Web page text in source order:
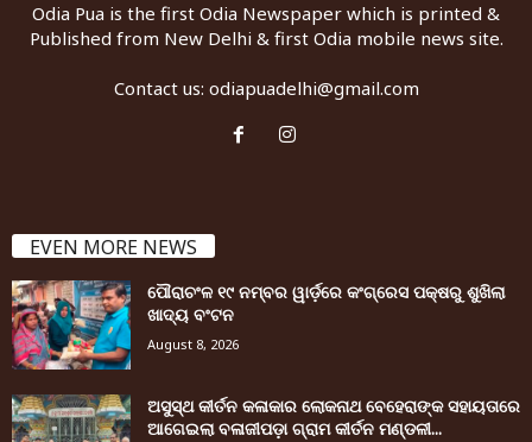
Odia Pua is the first Odia Newspaper which is printed &
Published from New Delhi & first Odia mobile news site.
Contact us: odiapuadelhi@gmail.com
EVEN MORE NEWS
ପୌରାଚଂଳ ୧୯ ନମ୍ବର ୱାର୍ଡ଼ରେ କଂଗ୍ରେସ ପକ୍ଷରୁ ଶୁଖିଲା
ଖାଦ୍ୟ ବଂଟନ
August 8, 2026
ଅସୁସ୍ଥ କୀର୍ତନ କଳାକାର ଲୋକନାଥ ବେହେରାଙ୍କ ସହାୟତାରେ
ଆଗେଇଲା ବଳାଜୀପଡ଼ା ଗ୍ରାମ କୀର୍ତନ ମଣ୍ଡଳୀ...